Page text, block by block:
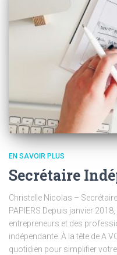
EN SAVOIR PLUS
Secrétaire
Christelle Nicolas –
PAPIERS Depuis janvier
entrepreneurs et des
indépendante. À la tête de A
quotidien pour simplifier